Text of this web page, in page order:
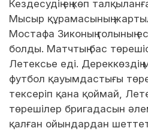
Кездесудің ең көп
Мысыр құрамасының
Мостафа Зиконың голының
болды. Матчтың бас
Летексье еді.
футбол қауымдастығы
тексеріп қана қоймай,
төрешілер бригадасын
қалған ойындардан